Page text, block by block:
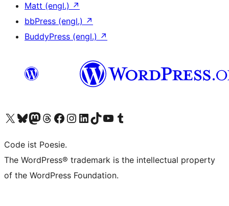
Matt (engl.) ↗
bbPress (engl.) ↗
BuddyPress (engl.) ↗
Das X-Konto (früher Twitter) von WordPress.org besuchen
Das Bluesky-Konto von WordPress.org besuchen
Das Mastodon-Konto von WordPress.org besuchen
Das Threads-Konto von WordPress.org besuchen
Die Facebook-Seite von WordPress.org besuchen
Das Instagram-Konto von WordPress.org besuchen
Das LinkedIn-Konto von WordPress.org besuchen
Das TikTok-Konto von WordPress.org besuchen
Den YouTube-Kanal von WordPress.org besuchen
Das Tumblr-Konto von WordPress.org besuchen
Code ist Poesie.
The WordPress® trademark is the intellectual property
of the WordPress Foundation.